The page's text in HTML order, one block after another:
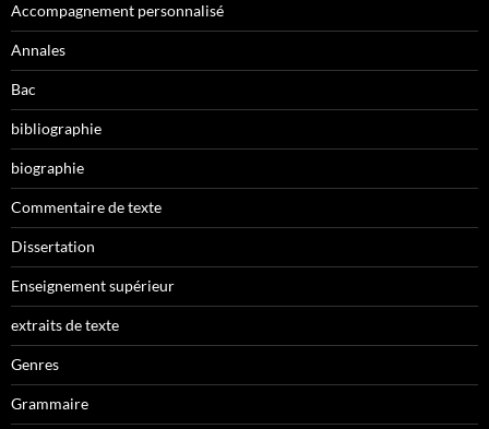
Accompagnement personnalisé
Annales
Bac
bibliographie
biographie
Commentaire de texte
Dissertation
Enseignement supérieur
extraits de texte
Genres
Grammaire